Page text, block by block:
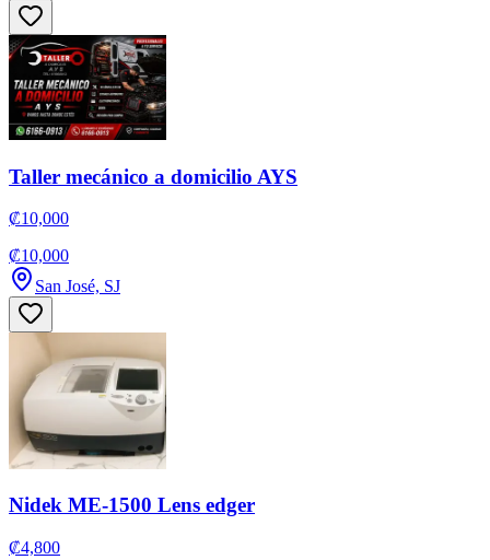
Taller mecánico a domicilio AYS
₡10,000
₡10,000
San José, SJ
Nidek ME-1500 Lens edger
₡4,800